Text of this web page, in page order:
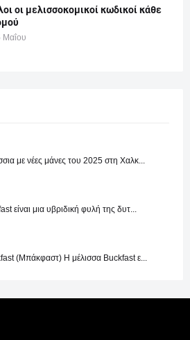
οι μελισσοκομικοί κωδικοί κάθε
Μαΐου
με νέες μάνες του 2025 στη Χαλκ...
είναι μια υβριδική φυλή της δυτ...
(Μπάκφαστ) Η μέλισσα Buckfast ε...